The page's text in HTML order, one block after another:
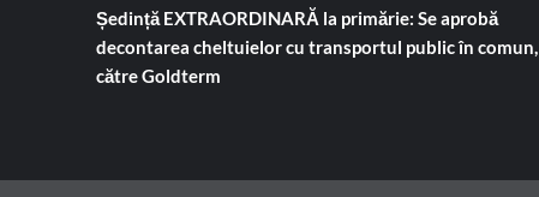
Ședință EXTRAORDINARĂ la primărie: Se aprobă
decontarea cheltuielor cu transportul public în comun,
către Goldterm